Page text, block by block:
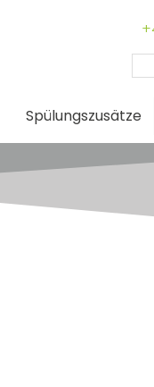
Spülungszusätze